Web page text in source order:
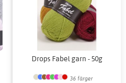
Drops Fabel garn - 50g
36 färger